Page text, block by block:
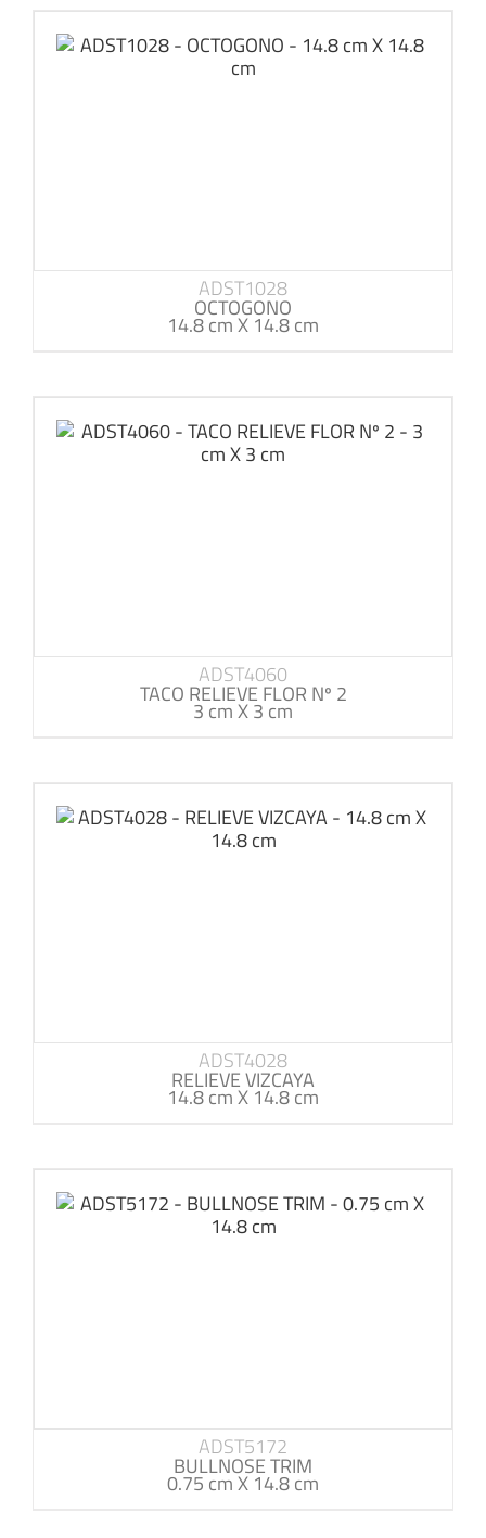
ADST1028
OCTOGONO
14.8 cm X 14.8 cm
ADST4060
TACO RELIEVE FLOR Nº 2
3 cm X 3 cm
ADST4028
RELIEVE VIZCAYA
14.8 cm X 14.8 cm
ADST5172
BULLNOSE TRIM
0.75 cm X 14.8 cm